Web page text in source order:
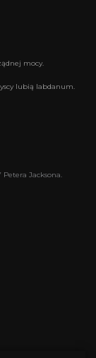
mocy.
lubią labdanum.
Jacksona.